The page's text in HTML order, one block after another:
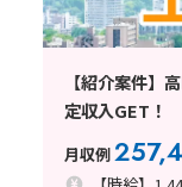
【紹介案件】
定収入GET！
月収例